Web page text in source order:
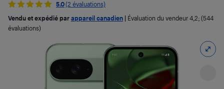
5.0(2 évaluations)
Vendu et expédié par appareil canadien Évaluation du vendeur 4,2; (544
évaluations)